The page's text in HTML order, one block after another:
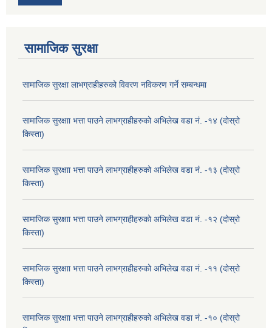
सामाजिक सुरक्षा
सामाजिक सुरक्षा लाभग्राहीहरुको विवरण नविकरण गर्ने सम्बन्धमा
सामाजिक सुरक्षाा भत्ता पाउने लाभग्राहीहरुको अभिलेख वडा नं. -१४ (दोस्रो
किस्ता)
सामाजिक सुरक्षाा भत्ता पाउने लाभग्राहीहरुको अभिलेख वडा नं. -१३ (दोस्रो
किस्ता)
सामाजिक सुरक्षाा भत्ता पाउने लाभग्राहीहरुको अभिलेख वडा नं. -१२ (दोस्रो
किस्ता)
सामाजिक सुरक्षाा भत्ता पाउने लाभग्राहीहरुको अभिलेख वडा नं. -११ (दोस्रो
किस्ता)
सामाजिक सुरक्षाा भत्ता पाउने लाभग्राहीहरुको अभिलेख वडा नं. -१० (दोस्रो